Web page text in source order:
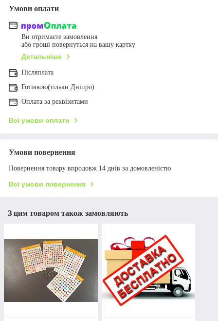
Умови оплати
Ви отримаєте замовлення
або гроші повернуться на вашу картку
Детальніше
Післяплата
Готівкою(тільки Дніпро)
Оплата за реквізитами
Всі умови оплати
Умови повернення
Повернення товару впродовж 14 днів за домовленістю
Всі умови повернення
З цим товаром також замовляють